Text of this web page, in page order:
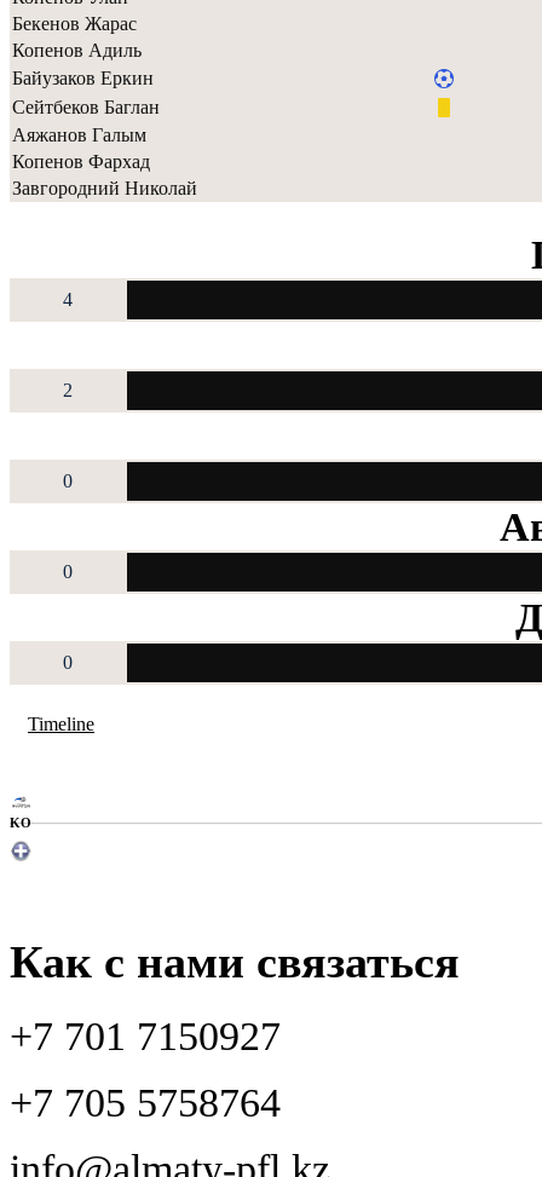
Бекенов Жарас
Копенов Адиль
Байузаков Еркин
Сейтбеков Баглан
Аяжанов Галым
Копенов Фархад
Завгородний Николай
4
2
0
0
0
Timeline
KO
Как с нами связаться
+7 701 7150927
+7 705 5758764